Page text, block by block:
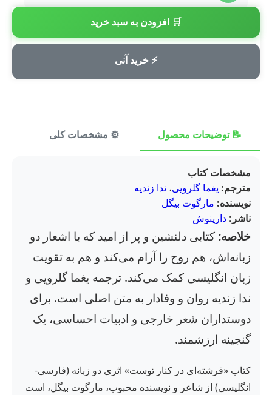
🛒 افزودن به سبد خرید
⚡ خرید آنی
💳 پرداخت امن
📝 توضیحات محصول ⚙️ مشخصات کلی
مشخصات کتاب
مترجم: یغما گلرویی، ندا زندیه
نویسنده: مارگوت بیگل
ناشر: دارینوش
خلاصه: کتابی دلنشین و پر از امید که با اشعار دو
زبانه‌اش، هم روح را آرام می‌کند و هم به تقویت
زبان انگلیسی کمک می‌کند. ترجمه یغما گلرویی و
ندا زندیه روان و وفادار به متن اصلی است. برای
دوستداران شعر خارجی و ادبیات احساسی، یک
گنجینه ارزشمند.
کتاب «فرشته‌ای در کنار توست» اثری دو زبانه (فارسی-
انگلیسی) از شاعر و نویسنده محبوب، مارگوت بیگل، است